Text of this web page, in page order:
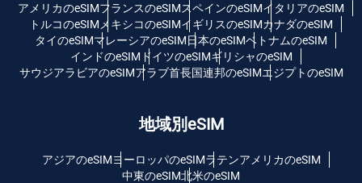
アメリカのeSIMフランスのeSIMスペインのeSIMイタリアのeSIM
トルコのeSIM メキシコのeSIMイギリスのeSIMカナダのeSIM
タイのeSIMマレーシアのeSIM日本のeSIMベトナムのeSIM
インドのeSIM ドイツのeSIMギリシャのeSIM
サウジアラビアのeSIMアラブ首長国連邦のeSIMエジプトのeSIM
地域別eSIM
アジアのeSIMヨーロッパのeSIMラテンアメリカのeSIM
中東のeSIM北米のeSIM